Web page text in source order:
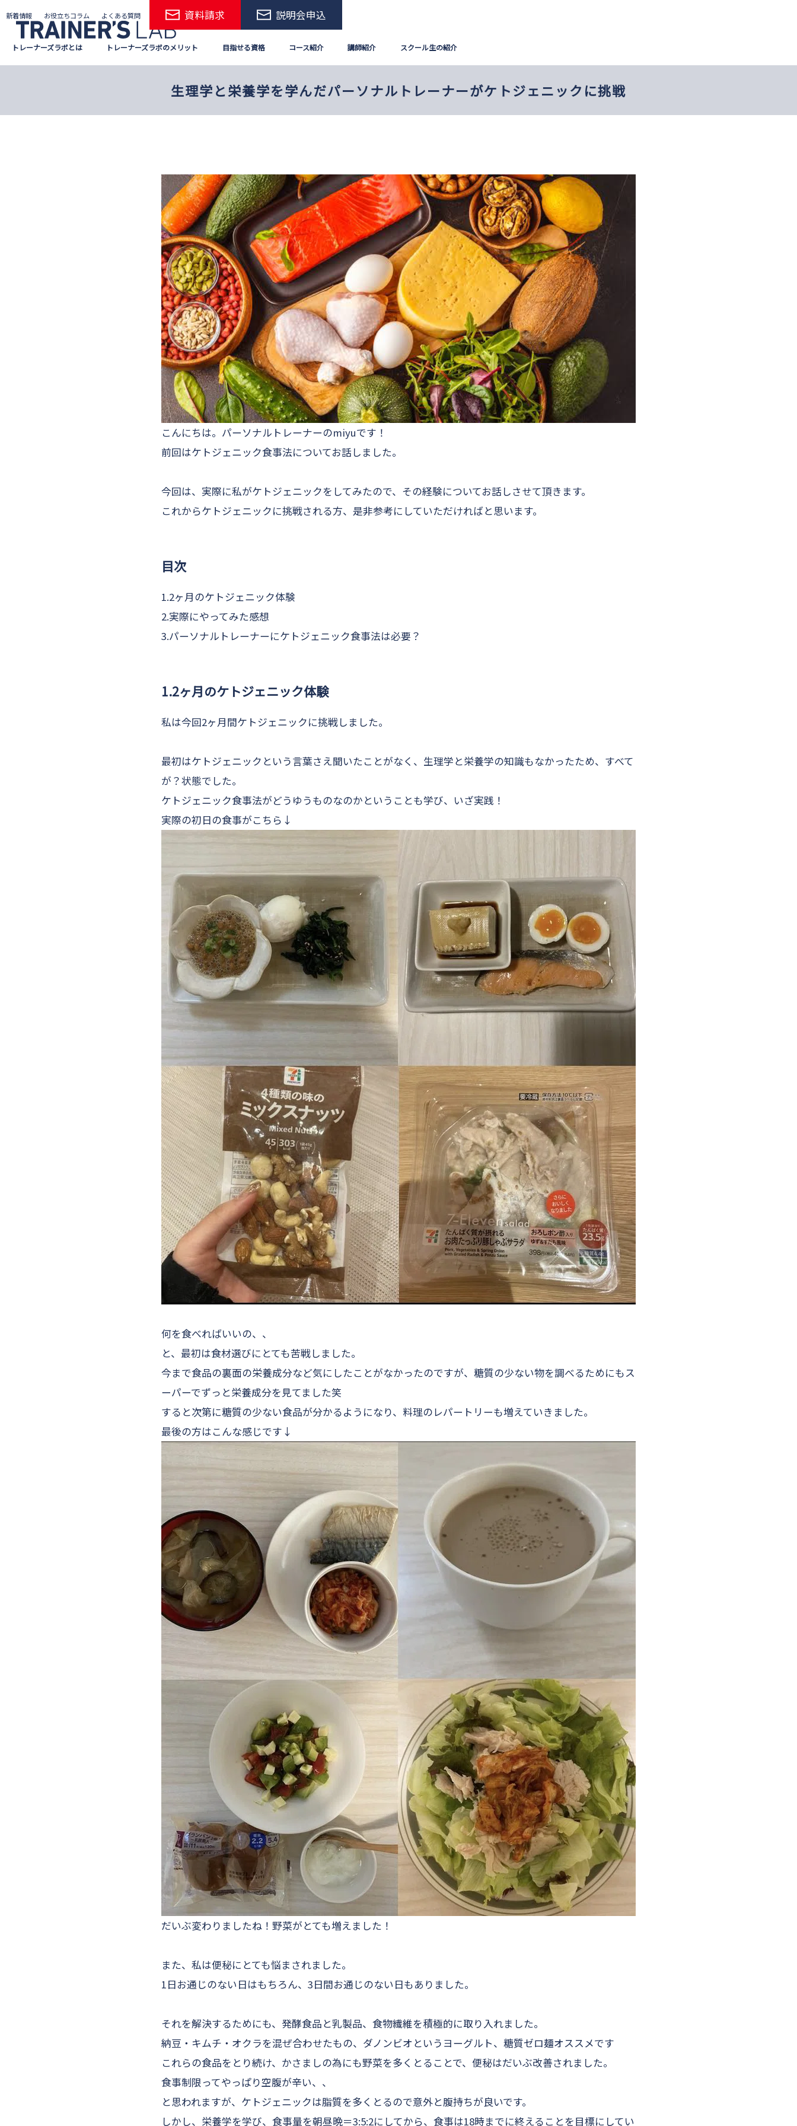
新着情報 お役立ちコラム よくある質問 資料請求 説明会申込
トレーナーズラボとは トレーナーズラボのメリット 目指せる資格 コース紹介 講師紹介 スクール生の紹介
生理学と栄養学を学んだパーソナルトレーナーがケトジェニックに挑戦
こんにちは。パーソナルトレーナーのmiyuです！
前回はケトジェニック食事法についてお話しました。
今回は、実際に私がケトジェニックをしてみたので、その経験についてお話しさせて頂きます。
これからケトジェニックに挑戦される方、是非参考にしていただければと思います。
目次
1.2ヶ月のケトジェニック体験
2.実際にやってみた感想
3.パーソナルトレーナーにケトジェニック食事法は必要？
1.2ヶ月のケトジェニック体験
私は今回2ヶ月間ケトジェニックに挑戦しました。
最初はケトジェニックという言葉さえ聞いたことがなく、生理学と栄養学の知識もなかったため、すべて
が？状態でした。
ケトジェニック食事法がどうゆうものなのかということも学び、いざ実践！
実際の初日の食事がこちら↓
何を食べればいいの、、
と、最初は食材選びにとても苦戦しました。
今まで食品の裏面の栄養成分など気にしたことがなかったのですが、糖質の少ない物を調べるためにもス
ーパーでずっと栄養成分を見てました笑
すると次第に糖質の少ない食品が分かるようになり、料理のレパートリーも増えていきました。
最後の方はこんな感じです↓
だいぶ変わりましたね！野菜がとても増えました！
また、私は便秘にとても悩まされました。
1日お通じのない日はもちろん、3日間お通じのない日もありました。
それを解決するためにも、発酵食品と乳製品、食物繊維を積極的に取り入れました。
納豆・キムチ・オクラを混ぜ合わせたもの、ダノンビオというヨーグルト、糖質ゼロ麺オススメです
これらの食品をとり続け、かさましの為にも野菜を多くとることで、便秘はだいぶ改善されました。
食事制限ってやっぱり空腹が辛い、、
と思われますが、ケトジェニックは脂質を多くとるので意外と腹持ちが良いです。
しかし、栄養学を学び、食事量を朝昼晩＝3:5:2にしてから、食事は18時までに終えることを目標にしてい